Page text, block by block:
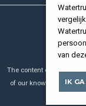
all
The content of our
of our knowledge.
van
IK